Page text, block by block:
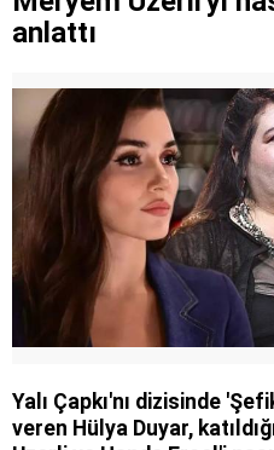
anlattı
Yalı Çapkı'nı dizisinde
veren Hülya Duyar,